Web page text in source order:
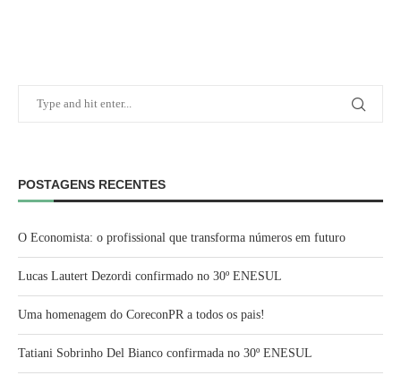
POSTAGENS RECENTES
O Economista: o profissional que transforma números em futuro
Lucas Lautert Dezordi confirmado no 30º ENESUL
Uma homenagem do CoreconPR a todos os pais!
Tatiani Sobrinho Del Bianco confirmada no 30º ENESUL